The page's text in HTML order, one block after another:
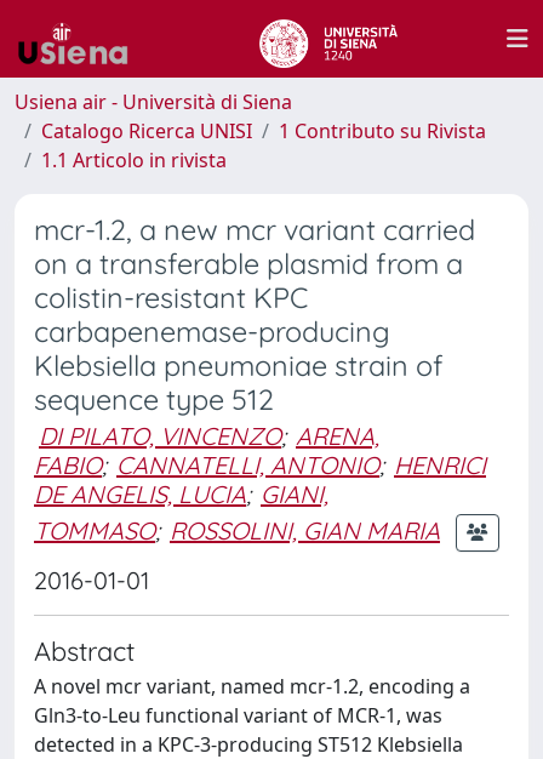
Usiena air - Università di Siena
Catalogo Ricerca UNISI
1 Contributo su Rivista
1.1 Articolo in rivista
mcr-1.2, a new mcr variant carried
on a transferable plasmid from a
colistin-resistant KPC
carbapenemase-producing
Klebsiella pneumoniae strain of
sequence type 512
DI PILATO, VINCENZO; ARENA,
FABIO; CANNATELLI, ANTONIO; HENRICI
DE ANGELIS, LUCIA; GIANI,
TOMMASO; ROSSOLINI, GIAN MARIA
2016-01-01
Abstract
A novel mcr variant, named mcr-1.2, encoding a
Gln3-to-Leu functional variant of MCR-1, was
detected in a KPC-3-producing ST512 Klebsiella